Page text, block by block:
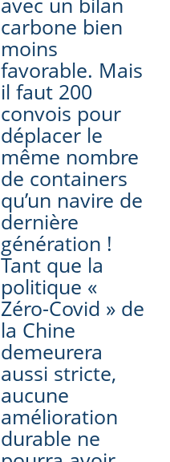
carbone bien
moins
favorable. Mais
il faut 200
convois pour
déplacer le
même nombre
de containers
qu’un navire de
dernière
génération !
Tant que la
politique «
Zéro-Covid » de
la Chine
demeurera
aussi stricte,
aucune
amélioration
durable ne